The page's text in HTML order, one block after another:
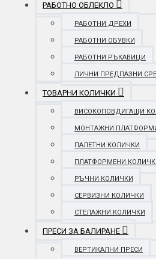
РАБОТНО ОБЛЕКЛО
РАБОТНИ ДРЕХИ
РАБОТНИ ОБУВКИ
РАБОТНИ РЪКАВИЦИ
ЛИЧНИ ПРЕДПАЗНИ
ТОВАРНИ КОЛИЧКИ
ВИСОКОПОВДИГАЩИ
МОНТАЖНИ
ПАЛЕТНИ КОЛИЧКИ
ПЛАТФОРМЕНИ
РЪЧНИ КОЛИЧКИ
СЕРВИЗНИ КОЛИЧКИ
СТЕЛАЖНИ КОЛИЧКИ
ПРЕСИ ЗА БАЛИРАНЕ
ВЕРТИКАЛНИ ПРЕСИ